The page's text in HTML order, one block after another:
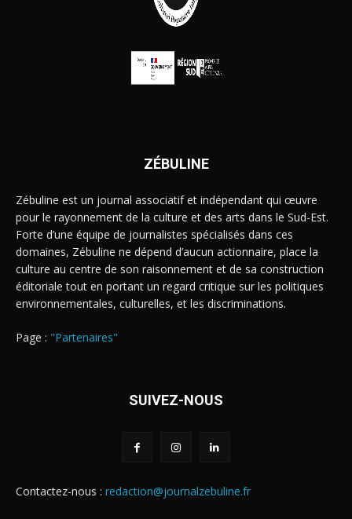
ZÉBULINE
Zébuline est un journal associatif et indépendant qui œuvre
pour le rayonnement de la culture et des arts dans le Sud-Est.
Forte d’une équipe de journalistes spécialisés dans ces
domaines, Zébuline ne dépend d’aucun actionnaire, place la
culture au centre de son raisonnement et de sa construction
éditoriale tout en portant un regard critique sur les politiques
environnementales, culturelles, et les discriminations.
Page : "Partenaires"
SUIVEZ-NOUS
Contactez-nous : redaction@journalzebuline.fr